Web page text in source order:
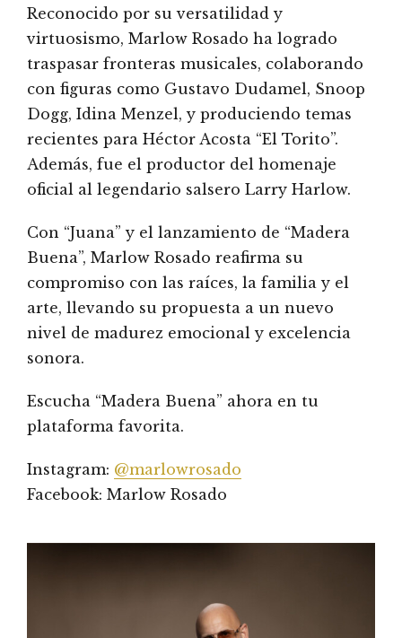
Reconocido por su versatilidad y
virtuosismo, Marlow Rosado ha logrado
traspasar fronteras musicales, colaborando
con figuras como Gustavo Dudamel, Snoop
Dogg, Idina Menzel, y produciendo temas
recientes para Héctor Acosta “El Torito”.
Además, fue el productor del homenaje
oficial al legendario salsero Larry Harlow.
Con “Juana” y el lanzamiento de “Madera
Buena”, Marlow Rosado reafirma su
compromiso con las raíces, la familia y el
arte, llevando su propuesta a un nuevo
nivel de madurez emocional y excelencia
sonora.
Escucha “Madera Buena” ahora en tu
plataforma favorita.
Instagram: @marlowrosado
Facebook: Marlow Rosado